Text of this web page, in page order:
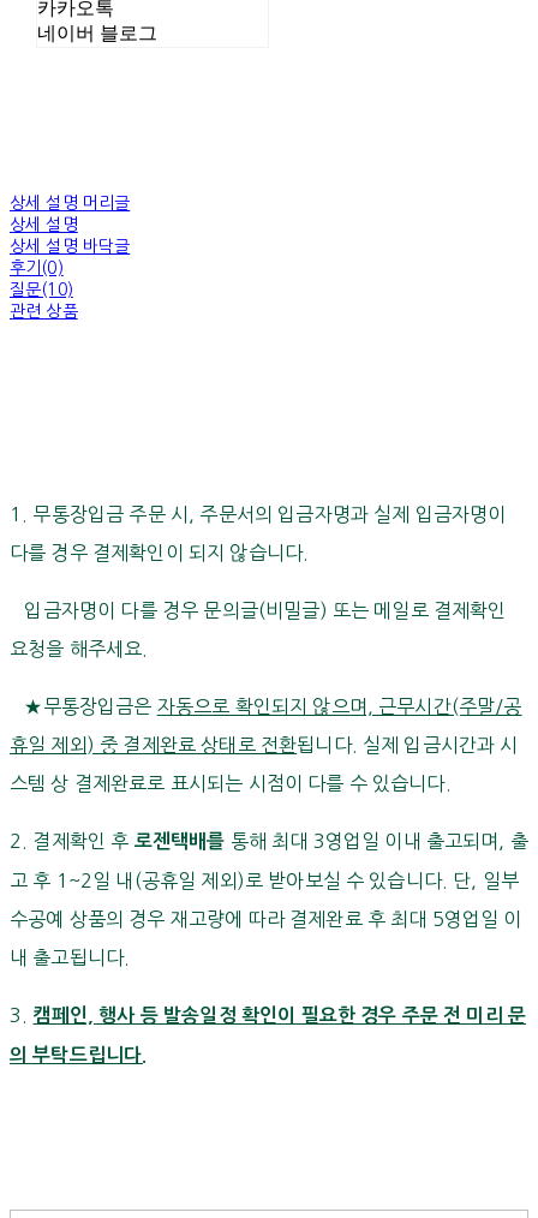
카카오톡
네이버 블로그
상세 설명 머리글
상세 설명
상세 설명 바닥글
후기(0)
질문(10)
관련 상품
1. 무통장입금 주문 시, 주문서의 입금자명과 실제 입금자명이
다를 경우 결제확인이 되지 않습니다.
입금자명이 다를 경우 문의글(비밀글) 또는 메일로 결제확인
요청을 해주세요.
★무통장입금은 자동으로 확인되지 않으며, 근무시간(주말/공
휴일 제외) 중 결제완료 상태로 전환됩니다. 실제 입금시간과 시
스템 상 결제완료로 표시되는 시점이 다를 수 있습니다.
2. 결제확인 후 로젠택배를 통해 최대 3영업일 이내 출고되며, 출
고 후 1~2일 내(공휴일 제외)로 받아보실 수 있습니다. 단, 일부
수공예 상품의 경우 재고량에 따라 결제완료 후 최대 5영업일 이
내 출고됩니다.
3. 캠페인, 행사 등 발송일정 확인이 필요한 경우 주문 전 미리 문
의 부탁드립니다.